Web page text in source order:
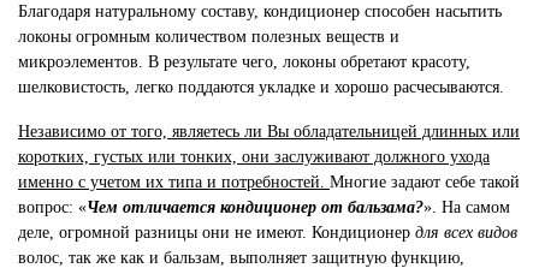
Благодаря натуральному составу, кондиционер способен насытить
локоны огромным количеством полезных веществ и
микроэлементов. В результате чего, локоны обретают красоту,
шелковистость, легко поддаются укладке и хорошо расчесываются.
Независимо от того, являетесь ли Вы обладательницей длинных или
коротких, густых или тонких, они заслуживают должного ухода
именно с учетом их типа и потребностей. Многие задают себе такой
вопрос: «Чем отличается кондиционер от бальзама?». На самом
деле, огромной разницы они не имеют. Кондиционер для всех видов
волос, так же как и бальзам, выполняет защитную функцию,